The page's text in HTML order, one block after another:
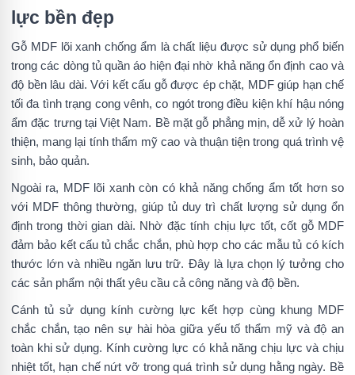
lực bền đẹp
Gỗ MDF lõi xanh chống ẩm là chất liệu được sử dụng phổ biến
trong các dòng tủ quần áo hiện đại nhờ khả năng ổn định cao và
độ bền lâu dài. Với kết cấu gỗ được ép chặt, MDF giúp hạn chế
tối đa tình trạng cong vênh, co ngót trong điều kiện khí hậu nóng
ẩm đặc trưng tại Việt Nam. Bề mặt gỗ phẳng mịn, dễ xử lý hoàn
thiện, mang lại tính thẩm mỹ cao và thuận tiện trong quá trình vệ
sinh, bảo quản.
Ngoài ra, MDF lõi xanh còn có khả năng chống ẩm tốt hơn so
với MDF thông thường, giúp tủ duy trì chất lượng sử dụng ổn
định trong thời gian dài. Nhờ đặc tính chịu lực tốt, cốt gỗ MDF
đảm bảo kết cấu tủ chắc chắn, phù hợp cho các mẫu tủ có kích
thước lớn và nhiều ngăn lưu trữ. Đây là lựa chọn lý tưởng cho
các sản phẩm nội thất yêu cầu cả công năng và độ bền.
Cánh tủ sử dụng kính cường lực kết hợp cùng khung MDF
chắc chắn, tạo nên sự hài hòa giữa yếu tố thẩm mỹ và độ an
toàn khi sử dụng. Kính cường lực có khả năng chịu lực và chịu
nhiệt tốt, hạn chế nứt vỡ trong quá trình sử dụng hằng ngày. Bề